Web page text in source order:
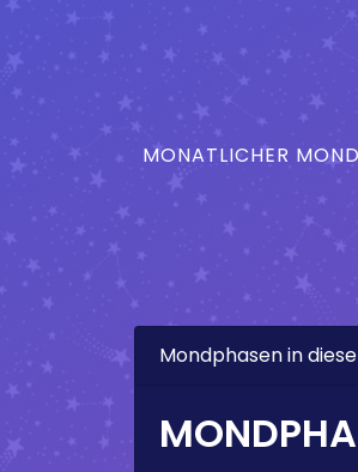
MONATLICHER
Mondphasen in